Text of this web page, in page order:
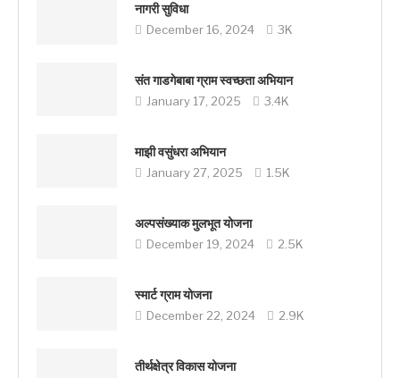
नागरी सुविधा
December 16, 2024 3K
संत गाडगेबाबा ग्राम स्वच्छता अभियान
January 17, 2025 3.4K
माझी वसुंधरा अभियान
January 27, 2025 1.5K
अल्पसंख्याक मुलभूत योजना
December 19, 2024 2.5K
स्मार्ट ग्राम योजना
December 22, 2024 2.9K
तीर्थक्षेत्र विकास योजना